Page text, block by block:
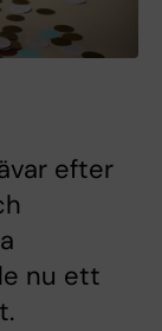
efter
nu ett